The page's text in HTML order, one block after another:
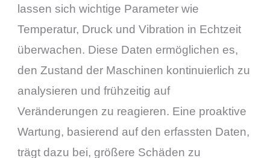
lassen sich wichtige Parameter wie
Temperatur, Druck und Vibration in Echtzeit
überwachen. Diese Daten ermöglichen es,
den Zustand der Maschinen kontinuierlich zu
analysieren und frühzeitig auf
Veränderungen zu reagieren. Eine proaktive
Wartung, basierend auf den erfassten Daten,
trägt dazu bei, größere Schäden zu